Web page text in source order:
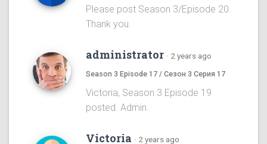
Please post Season 3/Episode 20.
Thank you.
administrator · 2 years ago
Season 3 Episode 17 / Сезон 3 Серия 17
Victoria, Season 3 Episode 19
posted. Admin.
Victoria · 2 years ago